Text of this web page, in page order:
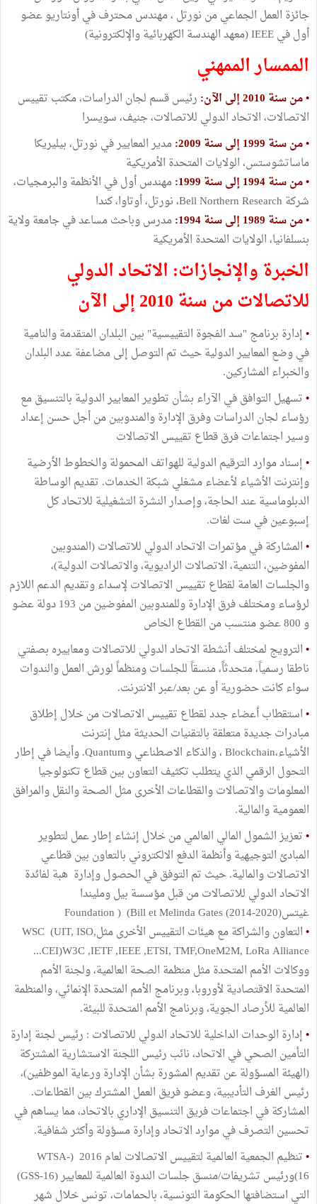
جائزة العمل الجماعي من نورتل ، مهندس محترف في أونتاريو عضو
أول في IEEE (معهد الهندسة الكهربائية والإلكترونية)
الممسار الممهني
• من سنة 2010 إلى الآن:
رئيس قسم لجان الدراسات، مكتب تقييس
الاتصالات، الاتحاد الدولي للاتصالات، جنيف، سويسرا
• من سنة 1999 إلى سنة 2009:
مدير المعايير في نورتل، بيليريكا
ماساتشوستس، الولايات المتحدة الأمريكية
• من سنة 1994 إلى سنة 1999:
مهندس أول في الأنظمة والبرمجيات،
شركة Bell Northern Research، نورتل، أوتاوا، كندا
• من سنة 1989 إلى سنة 1994:
مدرس وباحث مساعد في جامعة ولاية
بنسلفانيا، الولايات المتحدة الأمريكية
الخبرة والإنجازات: الاتحاد الدولي
للاتصالات من سنة 2010 إلى الآن
•إدارة برنامج "سد الفجوة التقييسية" بين البلدان المتقدمة والنامية
في وضع المعايير الدولية حيث تم التوصل إلى مضاعفة عدد البلدان
والخبراء المشاركين.
•تسهيل التوافق في الآراء بشأن تطوير المعايير الدولية بالتنسيق مع
رؤساء لجان الدراسات وفرق الإدارة والمندوبين من أجل حسن إعداد
وسير اجتماعات فرق قطاع تقييس الاتصالات
•إسناد موارد الترقيم الدولية للهواتف المحمولة والخطوط الأرضية
وإنترنت الأشياء لأعضاء مشغلي شبكة الخدمات. تقديم الوساطة
الدبلوماسية عند الحاجة، وإصدار النشرة التشغيلية للاتحاد كل
إسبوعين في ست لغات.
•المشاركة في مؤتمرات الاتحاد الدولي للاتصالات (المندوبين
المفوضين، التنمية، الاتصالات الراديوية، والاتصالات الدولية)،
والجلسات العامة لقطاع تقييس الاتصالات لإسداء وتقديم الدعم اللازم
لرؤساء ومختلف فرق الإدارة وللمندوبين المفوضين من 193 دولة عضو
و 800 عضو منتسب من القطاع الخاص
•الترويج لمختلف أنشطة الاتحاد الدولي للاتصالات ومعاييره بصفتي
ناطقا رسمياً، متحدثاً، منسقاً للجلسات ومنظماً لورش العمل والندوات
سواء كانت حضورية أو عن بعد/عبر الانترنت.
•استقطاب أعضاء جدد لقطاع تقييس الاتصالات من خلال إطلاق
مبادرات جديدة متعلقة بالتقنيات الحديثة مثل إنترنت
الأشياء،Blockchain ، والذكاء الاصطناعي وQuantum. وأيضا في إطار
التحول الرقمي الذي يتطلب تكثيف التعاون بين قطاع تكنولوجيا
المعلومات والاتصالات والقطاعات الأخرى مثل الصحة والنقل والمرافق
العمومية والمالية.
•تعزيز الشمول المالي العالمي من خلال إنشاء إطار عمل لتطوير
المبادئ التوجيهية وأنظمة الدفع الالكتروني بالتعاون بين قطاعي
الاتصالات والمالية. حيث تم التوفق في الحصول وإدارة هبة لفائدة
الاتحاد الدولي للاتصالات من قبل مؤسسة بيل ومليندا
غيتسFoundation ) (Bill et Melinda Gates (2014-2020)
•
التعاون والشراكة مع هيئات التقييس الأخرى مثلWSC (UIT, ISO,
CEI)W3C ,IETF ,IEEE ,ETSI, TMF,OneM2M, LoRa Alliance...
ووكالات الأمم المتحدة مثل منظمة الصحة العالمية، ولجنة الأمم
المتحدة الاقتصادية لأوروبا، وبرنامج الأمم المتحدة الإنمائي، والمنظمة
العالمية للأرصاد الجوية، وبرنامج الأمم المتحدة للبيئة.
•إدارة الوحدات الداخلية للاتحاد الدولي للاتصالات : رئيس لجنة إدارة
التأمين الصحي في الاتحاد، نائب رئيس اللجنة الاستشارية المشتركة
(الهيئة المسؤولة عن تقديم المشورة بشأن الإدارة ورعاية الموظفين)،
رئيس الغرف التأديبية، وعضو فريق العمل المشترك بين القطاعات.
المشاركة في اجتماعات فريق التنسيق الإداري بالاتحاد، مما يساهم في
تحسين التصرف في موارد الاتحاد وإدارة مسؤولة وأكثر شفافية.
•
تنظيم الجمعية العالمية لتقييس الاتصالات لعام 2016 (WTSA-
16)ورئيس تشريفات/منسق جلسات الندوة العالمية للمعايير (GSS-16)
التي استضافتها الحكومة التونسية، بالحمامات، تونس خلال شهر